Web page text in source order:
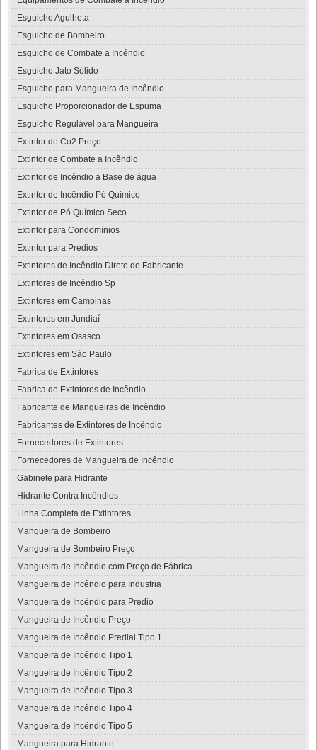
Esguicho Agulheta
Esguicho de Bombeiro
Esguicho de Combate a Incêndio
Esguicho Jato Sólido
Esguicho para Mangueira de Incêndio
Esguicho Proporcionador de Espuma
Esguicho Regulável para Mangueira
Extintor de Co2 Preço
Extintor de Combate a Incêndio
Extintor de Incêndio a Base de água
Extintor de Incêndio Pó Químico
Extintor de Pó Químico Seco
Extintor para Condomínios
Extintor para Prédios
Extintores de Incêndio Direto do Fabricante
Extintores de Incêndio Sp
Extintores em Campinas
Extintores em Jundiaí
Extintores em Osasco
Extintores em São Paulo
Fabrica de Extintores
Fabrica de Extintores de Incêndio
Fabricante de Mangueiras de Incêndio
Fabricantes de Extintores de Incêndio
Fornecedores de Extintores
Fornecedores de Mangueira de Incêndio
Gabinete para Hidrante
Hidrante Contra Incêndios
Linha Completa de Extintores
Mangueira de Bombeiro
Mangueira de Bombeiro Preço
Mangueira de Incêndio com Preço de Fábrica
Mangueira de Incêndio para Industria
Mangueira de Incêndio para Prédio
Mangueira de Incêndio Preço
Mangueira de Incêndio Predial Tipo 1
Mangueira de Incêndio Tipo 1
Mangueira de Incêndio Tipo 2
Mangueira de Incêndio Tipo 3
Mangueira de Incêndio Tipo 4
Mangueira de Incêndio Tipo 5
Mangueira para Hidrante